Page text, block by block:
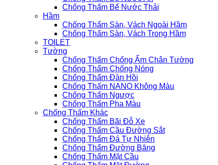
Chống Thấm Bể Nước Thải
Hầm
Chống Thấm Sàn, Vách Ngoài Hầm
Chống Thấm Sàn, Vách Trong Hầm
TOILET
Tường
Chống Thấm Chống Ẩm Chân Tường
Chống Thấm Chống Nóng
Chống Thấm Đàn Hồi
Chống Thấm NANO Không Màu
Chống Thấm Ngược
Chống Thấm Pha Màu
Chống Thấm Khác
Chống Thấm Bãi Đỗ Xe
Chống Thấm Cầu Đường Sắt
Chống Thấm Đá Tự Nhiên
Chống Thấm Đường Băng
Chống Thấm Mặt Cầu